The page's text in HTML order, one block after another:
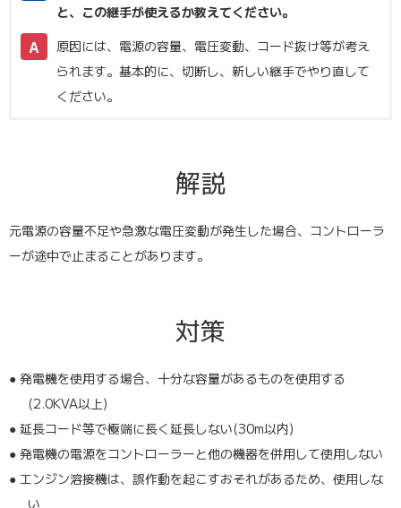
と、この継手が使えるか教えてください。
原因には、電源の容量、電圧変動、コード抜け等が考え
られます。基本的に、切断し、新しい継手でやり直して
ください。
解説
元電源の容量不足や急激な電圧変動が発生した場合、コントローラ
ーが途中で止まることがあります。
対策
● 発電機を使用する場合、十分な容量があるものを使用する
(2.0KVA以上)
● 延長コード等で極端に長く延長しない(30m以内)
● 発電機の電源をコントローラーと他の機器を併用して使用しない
● エンジン溶接機は、誤作動を起こすおそれがあるため、使用しな
い